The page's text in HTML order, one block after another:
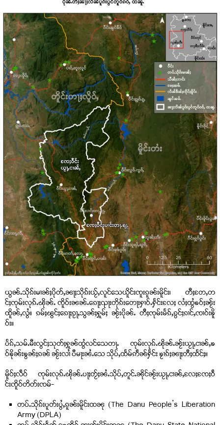
ယွၼ်ႉသိုၵ်းမၢၼ်ႈပိုတ်ႇၼႃႈသိုၵ်းယႂ်ႇလူင်သေယိူင်းၸူးၵူၼ်းမိူင်း၊ တီႈတႄႇတ
င်ႈၸုမ်းလုၵ်ႉၽိုၼ်ႉ ၸိူဝ်းၼၼ်ႉၵေႃႈၺႃးတိုၵ်းတေႃးႁၢဝ်ႉႁႅင်းလႄႈ လႆႈထွႆၶဝ်ႈၼႂ်း
ထိူၼ်ႇလွႆ။ ၵမ်ႈၽွင်ႈၵေႃႈၵႂႃႇသွၼ်ႈႁူမ်ႈ ၼႂ်းပိုၼ်ႉ တီႈၸုမ်းမႅၵ်ႇၵွင်ႈၵၢင်ႇၸၢဝ်းၶိူ
ဝ်း။
ပႅၵ်ႇသမ်ႉမီးလွင်ႈသုတ်ႈႁူၼ်ထွႆလင်သေတႃႉ ၸုမ်းလုၵ်ႉၽိုၼ်ႉၼႂ်းယႂႃႇငၢၼ်ႇၶ
ဝ်ၶိုၼ်းၶွၼ်ႈၵၼ် ၼႂ်းလၢႆ ပီမႃးၼႆႉသေ သိုပ်ႇထႅမ်ဢဵၼ်ႁႅင်း ၶႂၢၵ်ႈၼႃႈတီႈထႅင်ႈ။
မိူဝ်ႈလဵဝ် ၸုမ်းလုၵ်ႉၽိုၼ်ႉပႃႈတႂ်ႈၼႆႉသိုပ်ႇတူင်ႉၼိုင်ၼႂ်းယႂႃႇငၢၼ်ႇလႄႈၸႄႈဝဵ
င်းၸိူဝ်တိတ်းၸမ်-
တပ်ႉသိုၵ်းပူတ်းပွႆႇၵူၼ်းမိူင်းထၼု (The Danu People’s Liberation
Army (DPLA)